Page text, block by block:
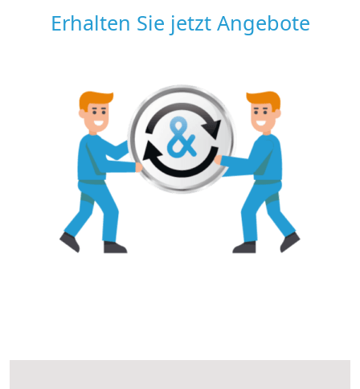
Erhalten Sie jetzt Angebote